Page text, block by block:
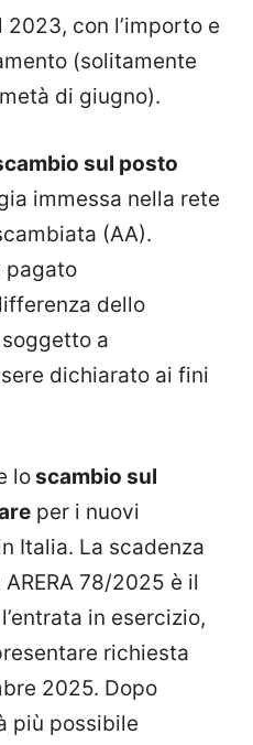
2023, con l’importo e
(solitamente
di giugno).
sul posto
immessa nella rete
(AA).
pagato
dello
a
dichiarato ai fini
loscambio sul
per i nuovi
Italia. La scadenza
78/2025 è il
in esercizio,
richiesta
2025. Dopo
più possibile